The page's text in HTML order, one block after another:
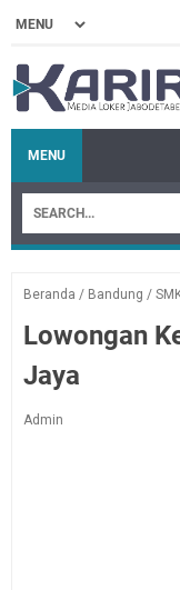
MENU
Beranda / Bandung /
Lowongan
Jaya
Admin